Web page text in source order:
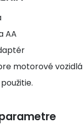
AA
motorové vozidlá